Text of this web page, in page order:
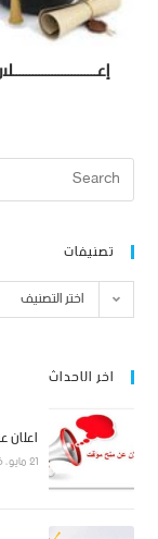
تصنيفات
اختر التصنيف
اخر الاحداث
21 مايو، 2026